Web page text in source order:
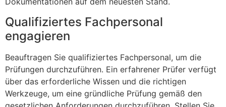
Qualifiziertes Fachpersonal
engagieren
Beauftragen Sie qualifiziertes Fachpersonal, um die
Prüfungen durchzuführen. Ein erfahrener Prüfer verfügt
über das erforderliche Wissen und die richtigen
Werkzeuge, um eine gründliche Prüfung gemäß den